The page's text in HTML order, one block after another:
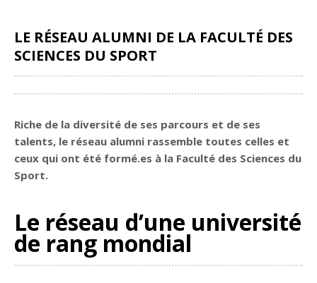
LE RÉSEAU ALUMNI DE LA FACULTÉ DES
SCIENCES DU SPORT
Riche de la diversité de ses parcours et de ses
talents, le réseau alumni rassemble toutes celles et
ceux qui ont été formé.es à la Faculté des Sciences du
Sport.
Le réseau d’une université
de rang mondial